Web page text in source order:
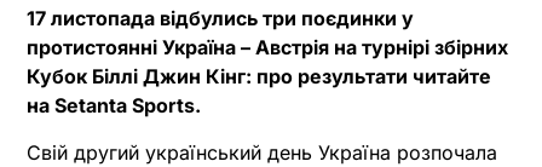
17 листопада відбулись три поєдинки у
протистоянні Україна – Австрія на турнірі збірних
Кубок Біллі Джин Кінг: про результати читайте
на Setanta Sports.
Свій другий український день Україна розпочала